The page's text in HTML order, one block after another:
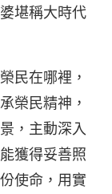
堪稱大時代
民在哪裡，
榮民精神，
，主動深入
獲得妥善照
使命，用實